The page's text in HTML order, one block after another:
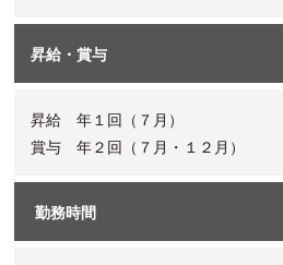
昇給・賞与
昇給 年１回（７月）
賞与 年２回（７月・１２月）
勤務時間